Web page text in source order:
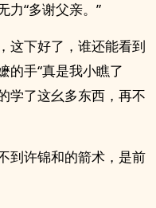
力“多谢父亲。”
这下好了，谁还能看到
的手“真是我小瞧了
学了这幺多东西，再不
到许锦和的箭术，是前